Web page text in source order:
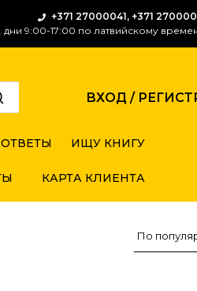
+371 27000041, +371
дни 9:00-17:00 по латвийскому
ВХОД /
ИЩУ КНИГУ
КАРТА КЛИЕНТА